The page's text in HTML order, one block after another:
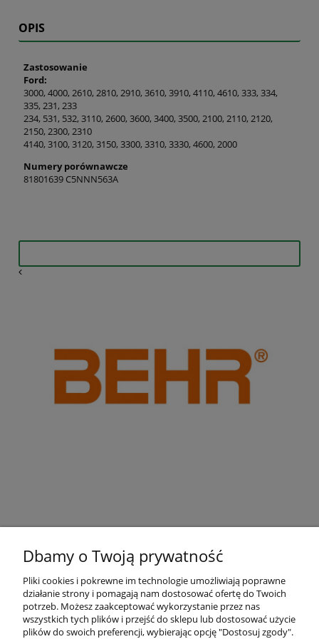
OPIS
Zastosowanie
Ford:
3000, 4000, 2610, 2810, 2910, 3610, 3910, 4110, 4610, 333, 334,
335, 231, 233
234, 531, 532, 3110, 2600, 3600, 3400, 3500, 2100, 2110, 2120,
2150, 2300, 2310
4140, 3100, 3120, 3150, 3300, 3310, 3330, 4600, 2000
Numery porównawcze
81801639 C5NNN563A
Pomoc
Dbamy o Twoją prywatność
Pliki cookies i pokrewne im technologie umożliwiają poprawne
działanie strony i pomagają nam dostosować ofertę do Twoich
potrzeb. Możesz zaakceptować wykorzystanie przez nas
wszystkich tych plików i przejść do sklepu lub dostosować użycie
plików do swoich preferencji, wybierając opcję "Dostosuj zgody".